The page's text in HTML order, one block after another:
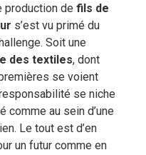
production de fils de
s’est vu primé du
Soit une
des textiles, dont
se voient
se niche
comme au sein d’une
Le tout est d’en
un futur comme en